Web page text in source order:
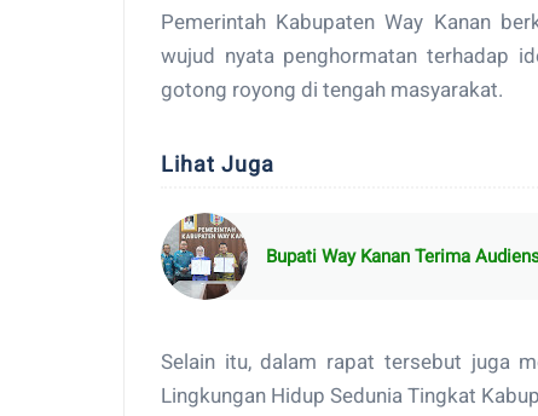
Pemerintah Kabupaten Way Kanan
wujud nyata penghormatan terhadap
gotong royong di tengah masyarakat.
Lihat Juga
Bupati Way Kanan Terima
Selain itu, dalam rapat tersebut juga
Lingkungan Hidup Sedunia Tingkat